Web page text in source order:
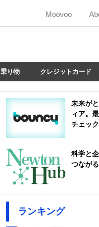
Moovoo
乗り物 クレジットカード
未来が
ィア。
チェック
科学と
つながる
ランキング